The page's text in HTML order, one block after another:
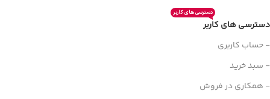
دسترسی های کاربر
دسترسی های کاربر
- حساب کاربری
- سبد خرید
- همکاری در فروش